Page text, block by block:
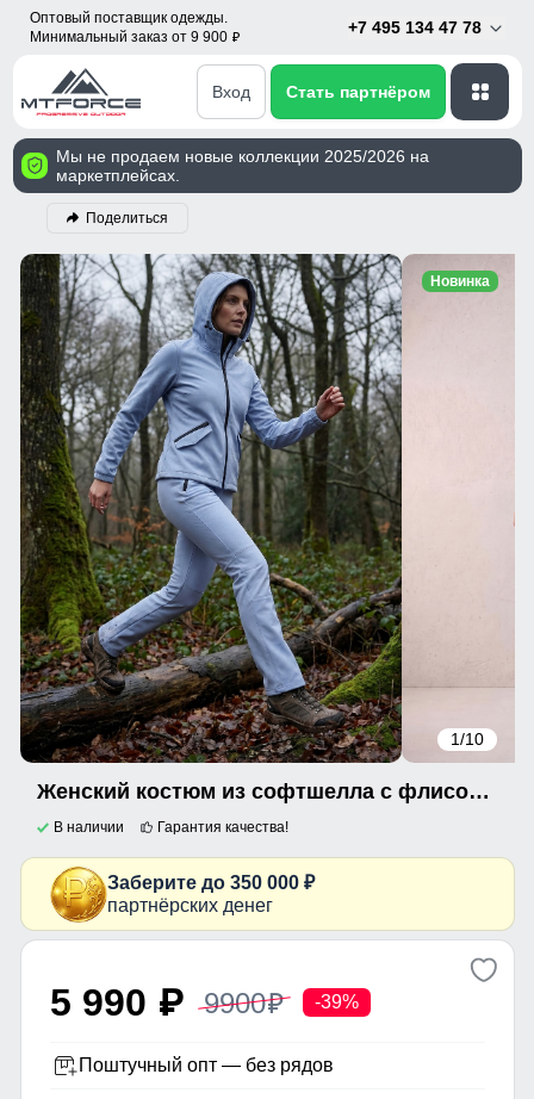
Оптовый поставщик одежды.
Минимальный заказ от 9 900 p
+7 495 134 47 78
Вход Стать партнёром
Мы не продаем новые коллекции 2025/2026 на
маркетплейсах.
Поделиться
1/10
Новинка
Женский костюм из софтшелла с флисом и мембраной — утепленный голубого цвета 09612Gl
В наличии Гарантия качества!
Заберите до 350 000 ₽
партнёрских денег
5 990 p 9900p -39%
Поштучный опт — без рядов